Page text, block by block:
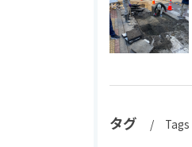
タグ Tags